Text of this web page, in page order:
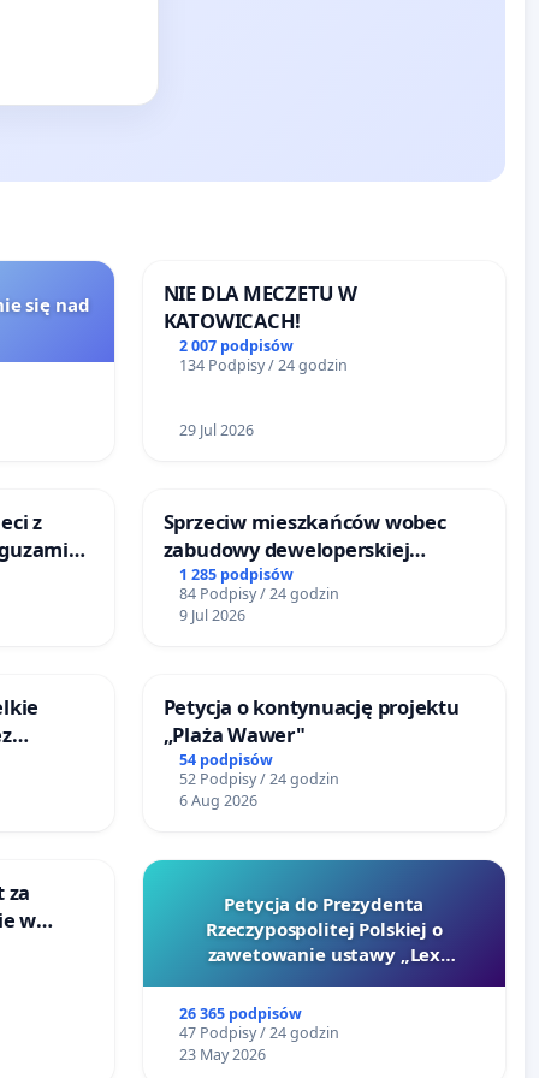
się nad
NIE DLA MECZETU W
KATOWICACH!
2 007 podpisów
134 Podpisy / 24 godzin
29 Jul 2026
z
Sprzeciw mieszkańców wobec
zabudowy deweloperskiej
terenow zielonych w rejonie
Bulwarów Straceńskich w
Bielsku-Białej
1 285 podpisów
84 Podpisy / 24 godzin
9 Jul 2026
Petycja o kontynuację projektu
„Plaża Wawer"
54 podpisów
52 Podpisy / 24 godzin
6 Aug 2026
za
w
Petycja do Prezydenta
Rzeczypospolitej Polskiej o
zawetowanie ustawy „Lex
26 365 podpisów
47 Podpisy / 24 godzin
23 May 2026